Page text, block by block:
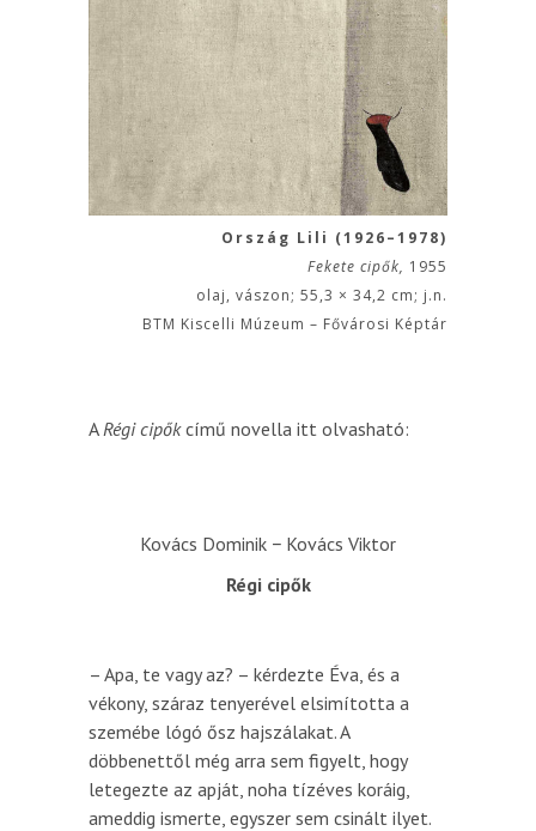
Ország Lili (1926–1978)
Fekete cipők, 1955
olaj, vászon; 55,3 × 34,2 cm; j.n.
BTM Kiscelli Múzeum – Fővárosi Képtár
A Régi cipőkcímű novella itt olvasható:
Kovács Dominik − Kovács Viktor
Régi cipők
– Apa, te vagy az? – kérdezte Éva, és a
vékony, száraz tenyerével elsimította a
szemébe lógó ősz hajszálakat. A
döbbenettől még arra sem figyelt, hogy
letegezte az apját, noha tízéves koráig,
ameddig ismerte, egyszer sem csinált ilyet.